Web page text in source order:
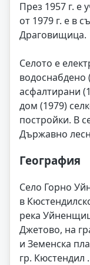
През 1957 г. е
от 1979 г. е в
Драговищица.
Селото е
водоснабдено
асфалтирани
дом (1979)
постройки. В
Държавно
География
Село Горно
в
река
Джетово, на
и Земенска
гр. Кюстендил .